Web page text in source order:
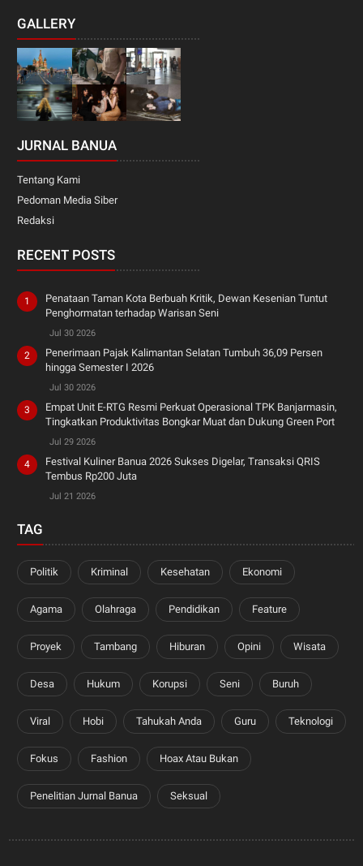
GALLERY
JURNAL BANUA
Tentang Kami
Pedoman Media Siber
Redaksi
RECENT POSTS
Penataan Taman Kota Berbuah Kritik, Dewan Kesenian Tuntut
Penghormatan terhadap Warisan Seni
Jul 30 2026
Penerimaan Pajak Kalimantan Selatan Tumbuh 36,09 Persen
hingga Semester I 2026
Jul 30 2026
Empat Unit E-RTG Resmi Perkuat Operasional TPK Banjarmasin,
Tingkatkan Produktivitas Bongkar Muat dan Dukung Green Port
Jul 29 2026
Festival Kuliner Banua 2026 Sukses Digelar, Transaksi QRIS
Tembus Rp200 Juta
Jul 21 2026
TAG
Politik Kriminal Kesehatan Ekonomi
Agama Olahraga Pendidikan Feature
Proyek Tambang Hiburan Opini Wisata
Desa Hukum Korupsi Seni Buruh
Viral Hobi Tahukah Anda Guru Teknologi
Fokus Fashion Hoax Atau Bukan
Penelitian Jurnal Banua Seksual